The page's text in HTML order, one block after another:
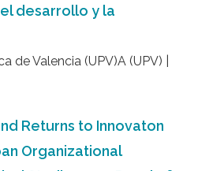
desarrollo y la
de Valencia (UPV)A (UPV) |
Returns to Innovaton
Organizational